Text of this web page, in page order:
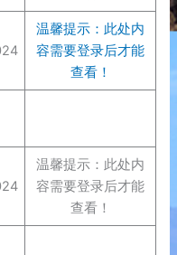
温馨提示：此处内
容需要登录后才能
查看！
温馨提示：此处内
容需要登录后才能
查看！